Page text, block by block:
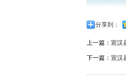
分享到：
上一篇： 宣汉
下一篇： 宣汉